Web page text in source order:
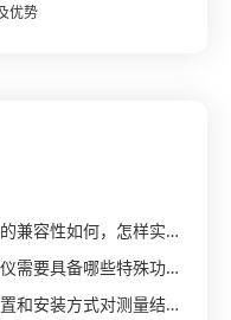
优势
何，怎样实现无缝对接？
备哪些特殊功能和参数？
式对测量结果有何影响？